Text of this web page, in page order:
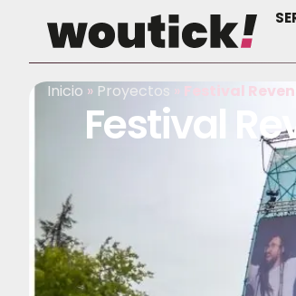
Inicio » Proyectos » Festival
Festival